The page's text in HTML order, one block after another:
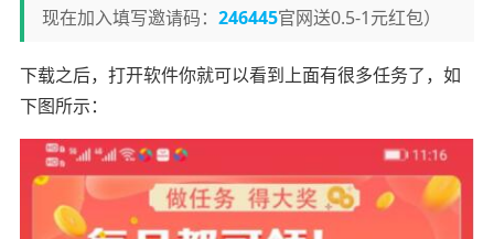
现在加入填写邀请码： 246445官网送0.5-1元红包）
下载之后，打开软件你就可以看到上面有很多任务了，如
下图所示：